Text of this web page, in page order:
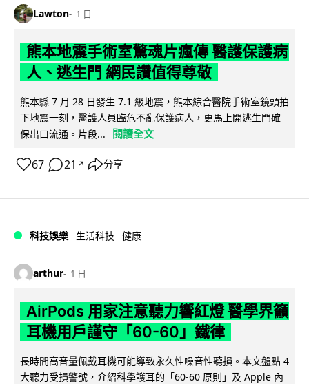
Lawton 1 日
熊本地震手術室驚魂片瘋傳 醫護保護病
人、逃生門 網民讚值得尊敬
熊本縣 7 月 28 日發生 7.1 級地震，熊本綜合醫院手術室鏡頭拍
下地震一刻，醫護人員臨危不亂保護病人，更馬上開逃生門確
保出口流通。片段...
閱讀全文
67 21 ↗ 分享
科技娛樂 生活科技 健康
arthur 1 日
AirPods 用家注意聽力響紅燈 醫學界籲
耳機用戶謹守「60-60」鐵律
長時間高音量佩戴耳機可能導致永久性噪音性聽損。本文盤點 4
大聽力受損警號，介紹科學護耳的「60-60 原則」及 Apple 內